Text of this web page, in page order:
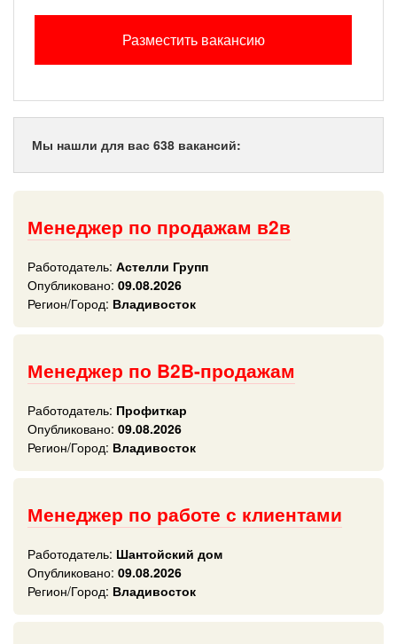
Разместить вакансию
Мы нашли для вас 638 вакансий:
Менеджер по продажам в2в
Работодатель: Астелли Групп
Опубликовано: 09.08.2026
Регион/Город: Владивосток
Менеджер по B2B-продажам
Работодатель: Профиткар
Опубликовано: 09.08.2026
Регион/Город: Владивосток
Менеджер по работе с клиентами
Работодатель: Шантойский дом
Опубликовано: 09.08.2026
Регион/Город: Владивосток